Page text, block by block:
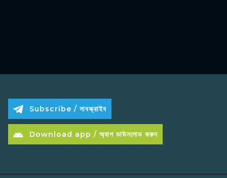
Subscribe / সাবস্ক্রাইব
Download app / অ্যাপ ডাউনলোড করুন